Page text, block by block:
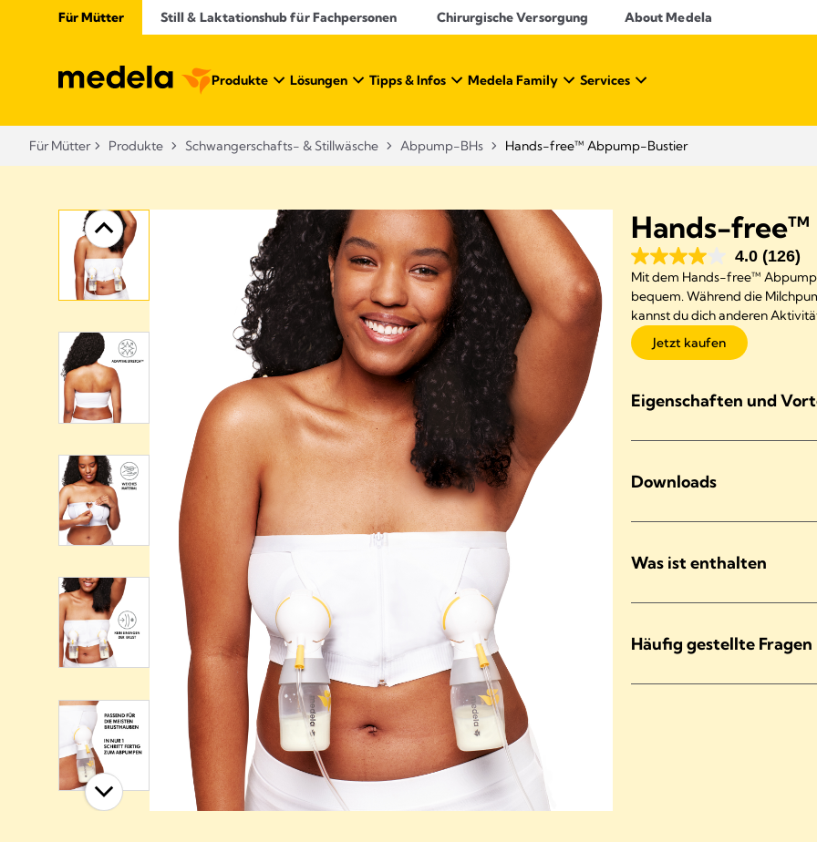
Für Mütter Still & Laktationshub für Fachpersonen Chirurgische Versorgung About Medela
Produkte Lösungen Tipps & Infos Medela Family Services
Für Mütter Produkte Schwangerschafts- & Stillwäsche​ Abpump-BHs Hands-free™ Abpump-Bustier
Hands-
4.0 (126)
Mit dem Hands-free™
bequem. Während die
kannst du dich anderen
Jetzt kaufen
Eigenschaften und
Downloads
Was ist enthalten
Häufig gestellte Fragen